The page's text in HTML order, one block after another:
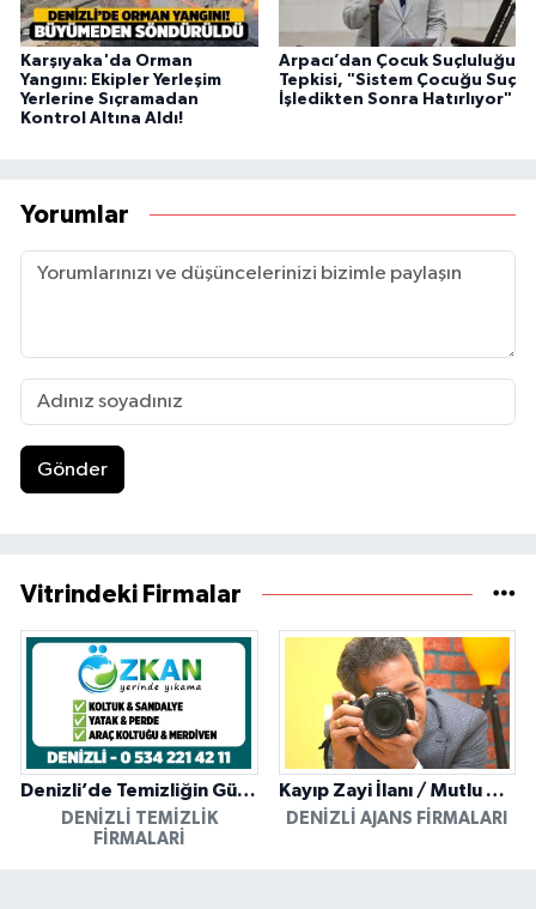
Karşıyaka'da Orman
Yangını: Ekipler Yerleşim
Yerlerine Sıçramadan
Kontrol Altına Aldı!
Arpacı’dan Çocuk Suçluluğu
Tepkisi, "Sistem Çocuğu Suç
İşledikten Sonra Hatırlıyor"
Yorumlar
Gönder
Vitrindeki Firmalar
Denizli’de Temizliğin Güvenilir Adresi: Özkan Yerinde Yıkama
DENIZLI TEMIZLIK
FIRMALARI
Kayıp Zayi İlanı / Mutlu Ajans / Denizli
DENIZLI AJANS FIRMALARI